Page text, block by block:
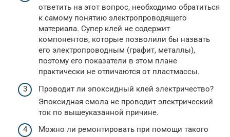
ответить на этот вопрос, необходимо обратиться
к самому понятию электропроводящего
материала. Супер клей не содержит
компонентов, которые позволили бы назвать
его электропроводным (графит, металлы),
поэтому его показатели в этом плане
практически не отличаются от пластмассы.
Проводит ли эпоксидный клей электричество?
Эпоксидная смола не проводит электрический
ток по вышеуказанной причине.
Можно ли ремонтировать при помощи такого